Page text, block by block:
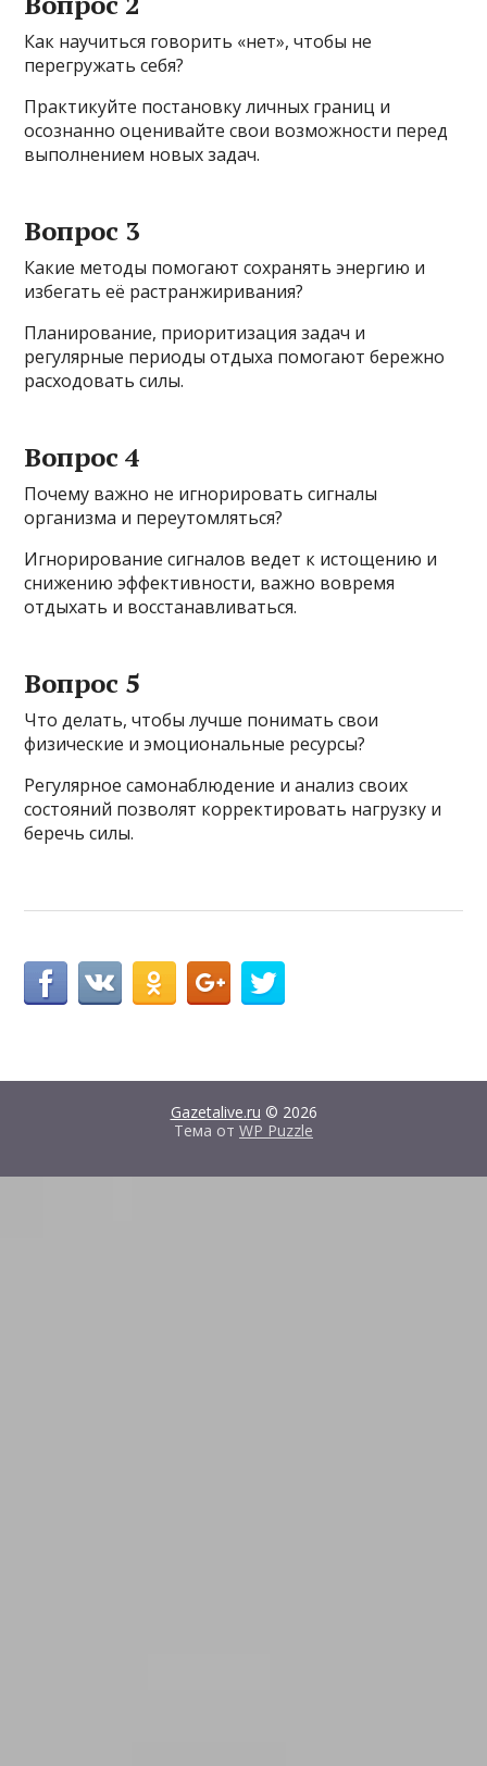
Как научиться говорить «нет», чтобы не
перегружать себя?
Практикуйте постановку личных границ и
осознанно оценивайте свои возможности перед
выполнением новых задач.
Вопрос 3
Какие методы помогают сохранять энергию и
избегать её растранжиривания?
Планирование, приоритизация задач и
регулярные периоды отдыха помогают бережно
расходовать силы.
Вопрос 4
Почему важно не игнорировать сигналы
организма и переутомляться?
Игнорирование сигналов ведет к истощению и
снижению эффективности, важно вовремя
отдыхать и восстанавливаться.
Вопрос 5
Что делать, чтобы лучше понимать свои
физические и эмоциональные ресурсы?
Регулярное самонаблюдение и анализ своих
состояний позволят корректировать нагрузку и
беречь силы.
Gazetalive.ru © 2026
Тема от WP Puzzle